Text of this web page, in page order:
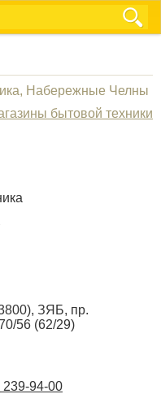
Набережные Челны
бытовой техники
), ЗЯБ, пр.
56 (62/29)
239-94-00